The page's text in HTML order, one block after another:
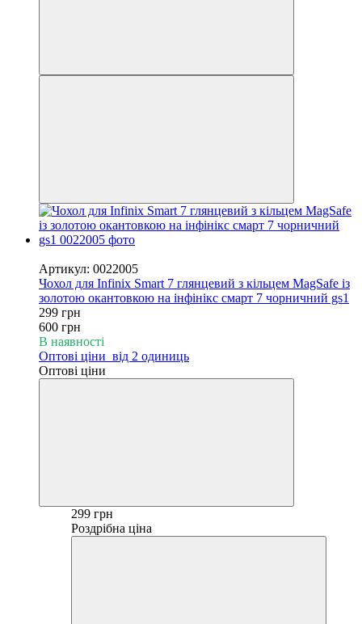
Артикул: 0022005
Чохол для Infinix Smart 7 глянцевий з кільцем MagSafe із
золотою окантовкою на інфінікс смарт 7 чорничний gs1
299 грн
600 грн
В наявності
Оптові ціни від 2 одиниць
Оптові ціни
299 грн
Роздрібна ціна